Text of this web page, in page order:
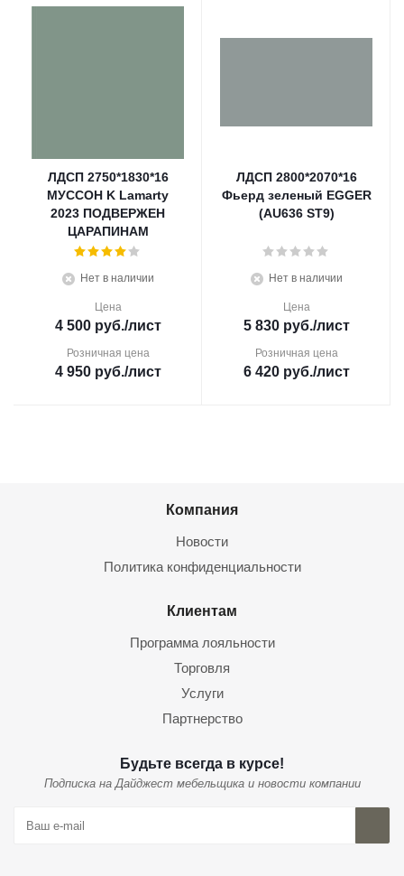
ЛДСП 2750*1830*16
МУССОН K Lamarty
2023 ПОДВЕРЖЕН
ЦАРАПИНАМ
Нет в наличии
Цена
4 500руб./лист
Розничная цена
4 950руб./лист
ЛДСП 2800*2070*16
Фьерд зеленый EGGER
(AU636 ST9)
Нет в наличии
Цена
5 830руб./лист
Розничная цена
6 420руб./лист
Компания
Новости
Политика конфиденциальности
Клиентам
Программа лояльности
Торговля
Услуги
Партнерство
Будьте всегда в курсе!
Подписка на Дайджест мебельщика и новости компании